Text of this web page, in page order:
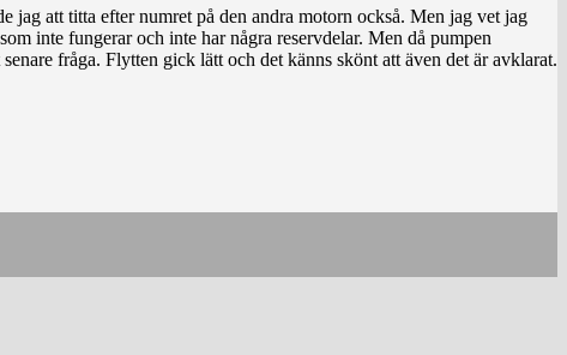
jag att titta efter numret på den andra motorn också. Men jag vet jag
inte fungerar och inte har några reservdelar. Men då pumpen
fråga. Flytten gick lätt och det känns skönt att även det är avklarat.